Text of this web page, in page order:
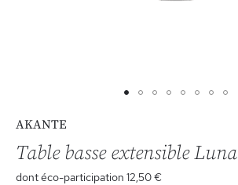
the
beginning
AKANTE
Table basse extensible Luna
dont éco-participation 12,50 €